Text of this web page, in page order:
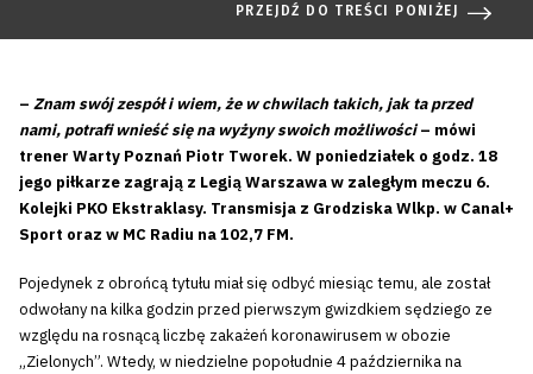
PRZEJDŹ DO TREŚCI PONIŻEJ
– Znam swój zespół i wiem, że w chwilach takich, jak ta przed
nami, potrafi wnieść się na wyżyny swoich możliwości– mówi
trener Warty Poznań Piotr Tworek. W poniedziałek o godz. 18
jego piłkarze zagrają z Legią Warszawa w zaległym meczu 6.
Kolejki PKO Ekstraklasy. Transmisja z Grodziska Wlkp. w Canal+
Sport oraz w MC Radiu na 102,7 FM.
Pojedynek z obrońcą tytułu miał się odbyć miesiąc temu, ale został
odwołany na kilka godzin przed pierwszym gwizdkiem sędziego ze
względu na rosnącą liczbę zakażeń koronawirusem w obozie
„Zielonych”. Wtedy, w niedzielne popołudnie 4 października na